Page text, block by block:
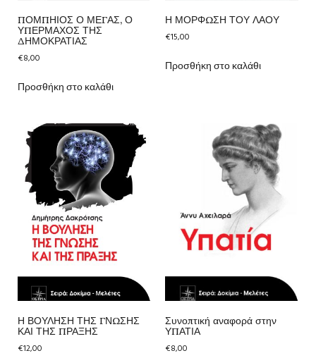
ΠΟΜΠΗΙΟΣ Ο ΜΕΓΑΣ, Ο
ΥΠΕΡΜΑΧΟΣ ΤΗΣ
ΔΗΜΟΚΡΑΤΙΑΣ
€8,00
Προσθήκη στο καλάθι
Η ΜΟΡΦΩΣΗ ΤΟΥ ΛΑΟΥ
€15,00
Προσθήκη στο καλάθι
Η ΒΟΥΛΗΣΗ ΤΗΣ ΓΝΩΣΗΣ
ΚΑΙ ΤΗΣ ΠΡΑΞΗΣ
€12,00
Συνοπτική αναφορά στην
ΥΠΑΤΙΑ
€8,00